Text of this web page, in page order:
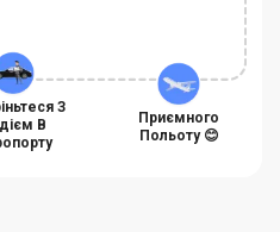
З
В
Приємного
Польоту 😊